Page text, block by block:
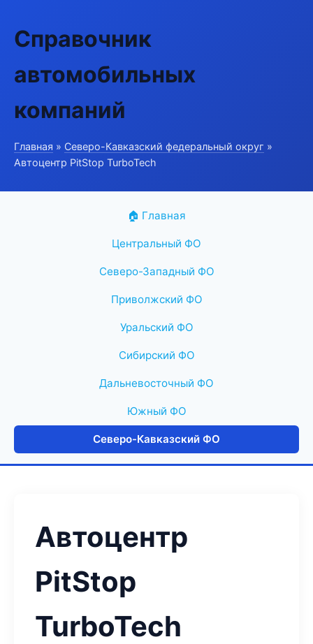
Справочник
автомобильных
компаний
Главная » Северо-Кавказский федеральный округ »
Автоцентр PitStop TurboTech
🏠 Главная
Центральный ФО
Северо-Западный ФО
Приволжский ФО
Уральский ФО
Сибирский ФО
Дальневосточный ФО
Южный ФО
Северо-Кавказский ФО
Автоцентр
PitStop
TurboTech